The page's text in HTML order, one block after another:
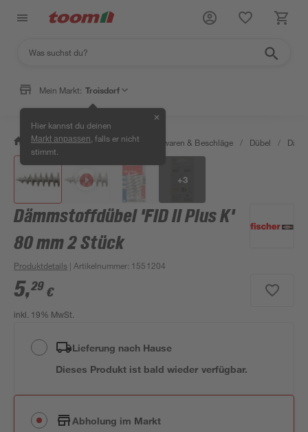
Mein Markt: Troisdorf
Hier kannst du deinen
Markt anpassen , falls er nicht
stimmt.
✕
/ Werkstatt & Maschinen / Eisenwaren & Beschläge / Dübel /
+3
Dämmstoffdübel 'FID II Plus K'
80 mm 2 Stück
Produktdetails | Artikelnummer: 1551204
5,29 €
inkl. 19% MwSt.
Lieferung nach Hause
Dieses Produkt ist bald wieder verfügbar.
Abholung im Markt